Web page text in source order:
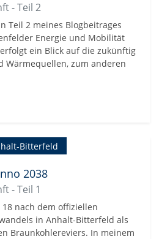
- Teil 2
Teil 2 meines Blogbeitrages
Energie und Mobilität
ein Blick auf die zukünftig
Wärmequellen, zum anderen
2038
- Teil 1
Bitterfeld
nach dem offiziellen
in Anhalt-Bitterfeld als
Braunkohlereviers. In meinem